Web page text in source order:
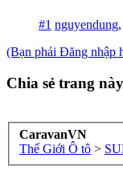
#1 nguyendung,
(Bạn phải Đăng nhập
Chia sẻ trang này
CaravanVN
Thế Giới Ô tô >